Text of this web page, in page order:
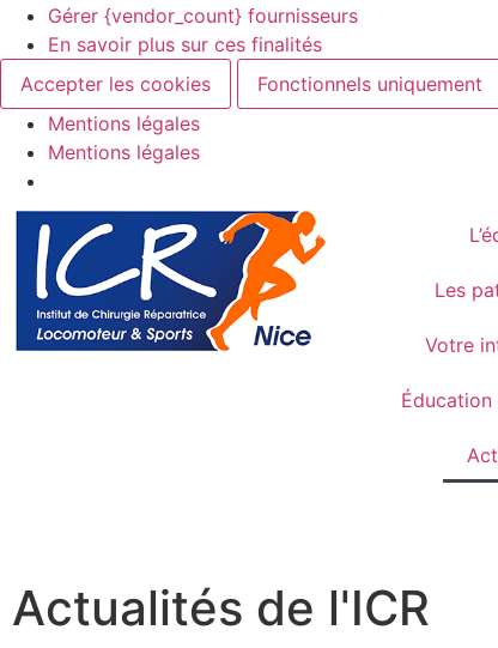
Gérer {vendor_count} fournisseurs
En savoir plus sur ces finalités
Accepter les cookies
Fonctionnels uniquement
Mentions légales
Mentions légales
Les
Votre
Éducation
Actualités de l'ICR